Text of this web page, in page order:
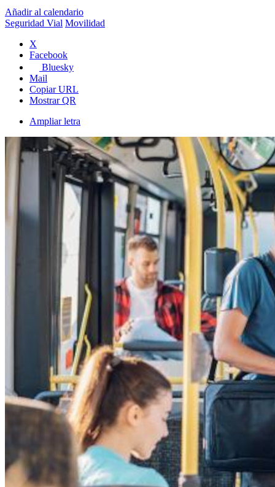
Añadir al calendario
Seguridad Vial Movilidad
X
Facebook
Bluesky
Mail
Copiar URL
Mostrar QR
Ampliar letra